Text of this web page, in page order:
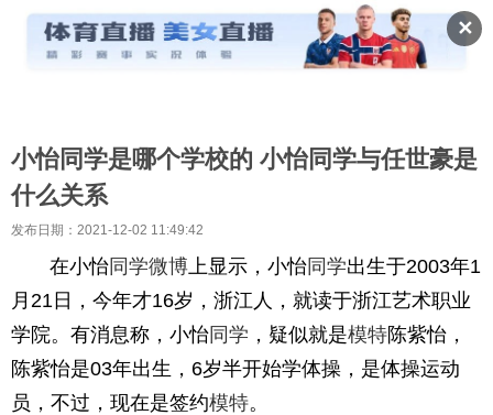
✕
小怡同学是哪个学校的 小怡同学与任世豪是
什么关系
发布日期：2021-12-02 11:49:42
在小怡同学微博 上显示，小怡同学出生于2003年1
月21日，今年才16岁，浙江人，就读于浙江艺术职业
学院。有消息称，小怡同学 ，疑似就是模特陈紫怡，
陈紫怡是03年出生，6岁半开始学体操，是体操运动
员，不过，现在是签约模特。